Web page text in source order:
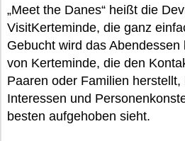
„Meet the Danes“ heißt die
VisitKerteminde, die ganz
Gebucht wird das Abendessen
von Kerteminde, die den
Paaren oder Familien
Interessen und
besten aufgehoben sieht.